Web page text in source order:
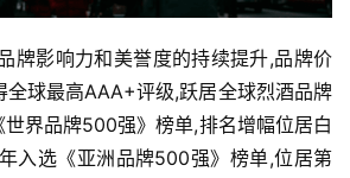
牌影响力和美誉度的持续提升,品牌价
全球最高AAA+评级,跃居全球烈酒品牌
界品牌500强》榜单,排名增幅位居白
入选《亚洲品牌500强》榜单,位居第